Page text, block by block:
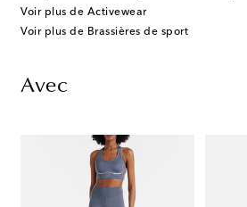
Voir plus de Activewear
Voir plus de Brassières de sport
Avec